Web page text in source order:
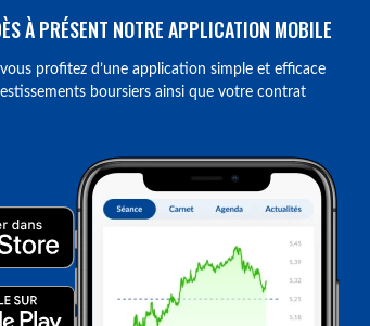
À PRÉSENT NOTRE APPLICATION MOBILE
profitez d’une application simple et efficace
boursiers ainsi que votre contrat
vos préférences pour contrôler la manière dont